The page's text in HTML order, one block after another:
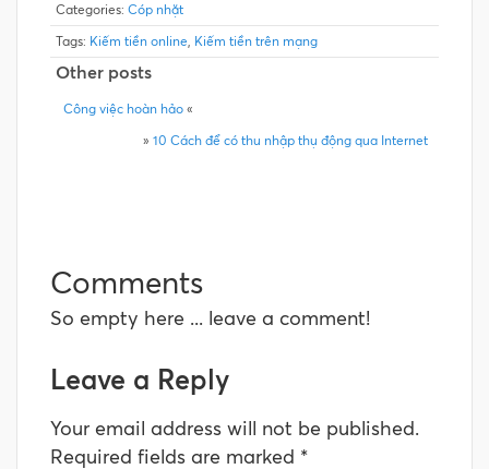
Categories: Cóp nhặt
Tags: Kiếm tiền online, Kiếm tiền trên mạng
Other posts
Công việc hoàn hảo «
» 10 Cách để có thu nhập thụ động qua Internet
Comments
So empty here ... leave a comment!
Leave a Reply
Your email address will not be published.
Required fields are marked *